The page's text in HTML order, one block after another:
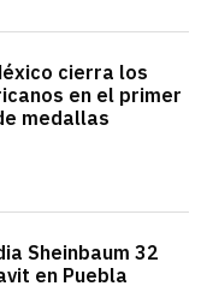
cierra los
en el primer
medallas
Sheinbaum 32
en Puebla